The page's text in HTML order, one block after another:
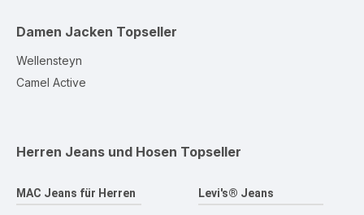
Damen Jacken Topseller
Wellensteyn
Camel Active
Herren Jeans und Hosen Topseller
MAC Jeans für Herren Levi's® Jeans